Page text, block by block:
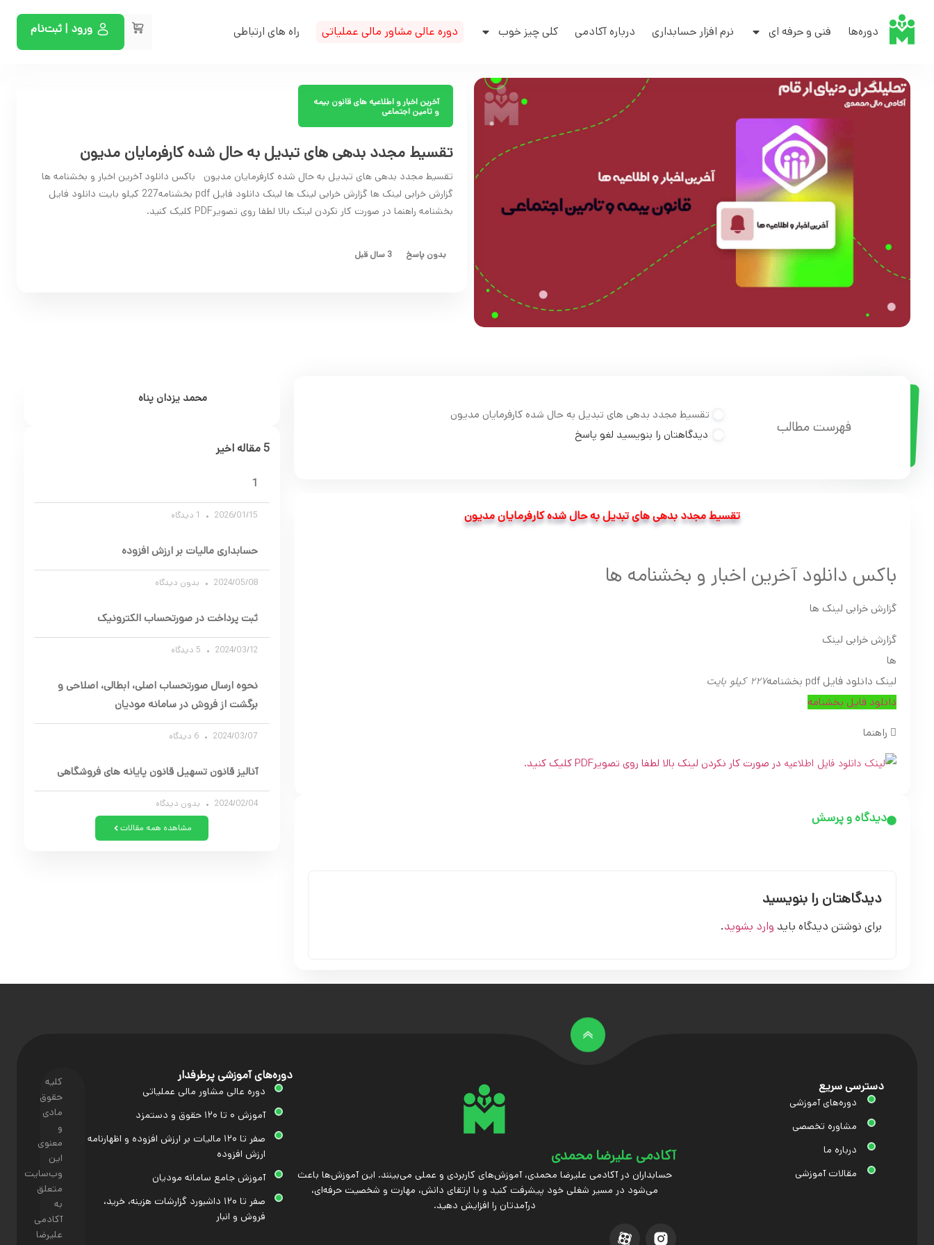
دوره‌ها فنی و حرفه ای نرم افزار حسابداری درباره آکادمی کلی چیز خوب دوره عالی مشاور مالی عملیاتی راه های ارتباطی ورود | ثبت‌نام
آخرین اخبار و اطلاعیه های قانون بیمه
و تامین اجتماعی
تقسیط مجدد بدهی های تبدیل به حال شده کارفرمایان مدیون
تقسیط مجدد بدهی های تبدیل به حال شده کارفرمایان مدیون باکس دانلود آخرین اخبار و بخشنامه ها
گزارش خرابی لینک ها گزارش خرابی لینک ها لینک دانلود فایل pdf بخشنامه227 کیلو بایت دانلود فایل
بخشنامه راهنما در صورت کار نکردن لینک بالا لطفا روی تصویرPDF کلیک کنید.
بدون پاسخ 3 سال قبل
فهرست مطالب
تقسیط مجدد بدهی های تبدیل به حال شده کارفرمایان مدیون
دیدگاهتان را بنویسید لغو پاسخ
تقسیط مجدد بدهی های تبدیل به حال شده کارفرمایان مدیون
باکس دانلود آخرین اخبار و بخشنامه ها
گزارش خرابی لینک ها
گزارش خرابی لینک
ها
لینک دانلود فایل pdf بخشنامه
227 کیلو بایت
دانلود فایل بخشنامه
راهنما
در صورت کار نکردن لینک بالا لطفا روی تصویرPDF کلیک کنید.
دیدگاه و پرسش
دیدگاهتان را بنویسید
برای نوشتن دیدگاه باید وارد بشوید.
محمد یزدان پناه
5 مقاله اخیر
1
2026/01/15
حسابداری مالیات بر ارزش افزوده
2024/05/08 بدون دیدگاه
ثبت پرداخت در صورتحساب الکترونیک
2024/03/12
نحوه ارسال صورتحساب اصلی، ابطالی، اصلاحی و
برگشت از فروش در سامانه مودیان
2024/03/07 6 دیدگاه
آنالیز قانون تسهیل قانون پایانه های فروشگاهی
2024/02/04 بدون دیدگاه
مشاهده همه مقالات
دسترسی سریع
دوره‌های آموزشی
مشاوره تخصصی
درباره ما
مقالات آموزشی
آکادمی علیرضا محمدی
حسابداران در آکادمی علیرضا محمدی، آموزش‌های کاربردی و عملی می‌بینند. این آموزش‌ها باعث
می‌شود در مسیر شغلی خود پیشرفت کنید و با ارتقای دانش، مهارت و شخصیت حرفه‌ای،
درآمدتان را افزایش دهید.
دوره‌های آموزشی پرطرفدار
دوره عالی مشاور مالی عملیاتی
آموزش ۰ تا ۱۲۰ حقوق و دستمزد
صفر تا ۱۲۰ مالیات بر ارزش افزوده و اظهارنامه
ارزش افزوده
آموزش جامع سامانه مودیان
صفر تا ۱۲۰ داشبورد گزارشات هزینه، خرید،
فروش و انبار
کلیه
حقوق
مادی
و
معنوی
این
وب‌سایت
متعلق
به
آکادمی
علیرضا